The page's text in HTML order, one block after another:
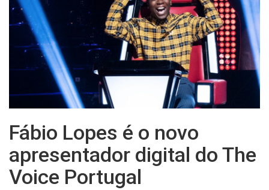
Fábio Lopes é o novo
apresentador digital do The
Voice Portugal